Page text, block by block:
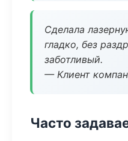
Сделала
гладко, без
заботливый.
— Клиент
Часто